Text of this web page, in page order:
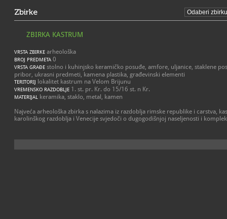
Zbirke
ZBIRKA KASTRUM
VRSTA ZBIRKE arheološka
BROJ PREDMETA 0
VRSTA GRAĐE stolno i kuhinjsko keramičko posuđe, amfore, uljanice, staklene
pribor, ukrasni predmeti, kamena plastika, građevinski elementi
TERITORIJ lokalitet kastrum na Velom Brijunu
VREMENSKO RAZDOBLJE 1. st. pr. Kr. do 15/16 st. n Kr.
MATERIJAL keramika, staklo, metal, kamen
Najveća arheološka zbirka s nalazima iz razdoblja rimske republike i carstva,
karolinškog razdoblja i Venecije svjedoči o dugogodišnjoj naseljenosti i